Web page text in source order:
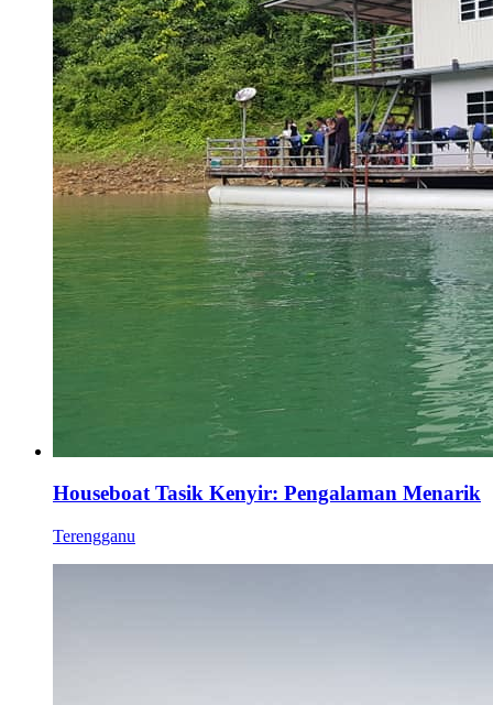
Houseboat Tasik Kenyir: Pengalaman Menarik
Terengganu